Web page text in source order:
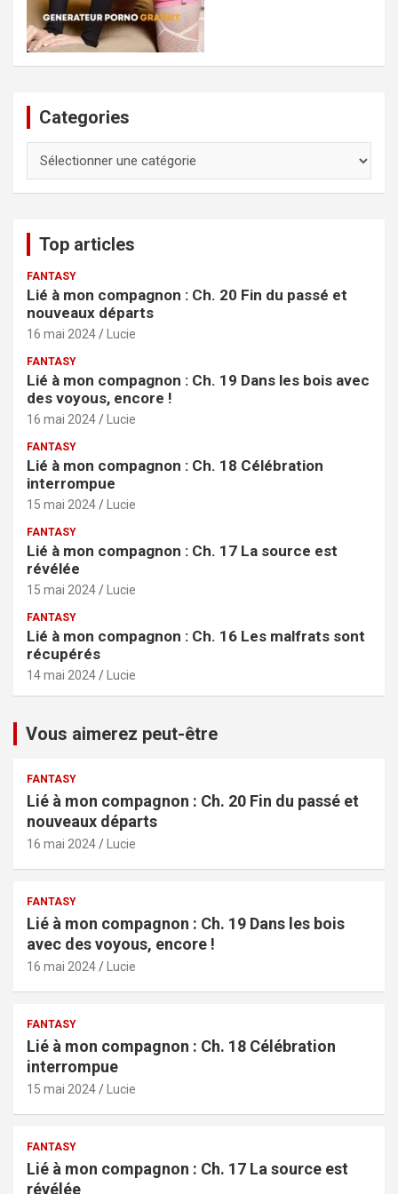
Categories
Top articles
FANTASY
Lié à mon compagnon : Ch. 20 Fin du passé et
nouveaux départs
16 mai 2024 Lucie
FANTASY
Lié à mon compagnon : Ch. 19 Dans les bois avec
des voyous, encore !
16 mai 2024 Lucie
FANTASY
Lié à mon compagnon : Ch. 18 Célébration
interrompue
15 mai 2024 Lucie
FANTASY
Lié à mon compagnon : Ch. 17 La source est
révélée
15 mai 2024 Lucie
FANTASY
Lié à mon compagnon : Ch. 16 Les malfrats sont
récupérés
14 mai 2024 Lucie
Vous aimerez peut-être
FANTASY
Lié à mon compagnon : Ch. 20 Fin du passé et
nouveaux départs
16 mai 2024 Lucie
FANTASY
Lié à mon compagnon : Ch. 19 Dans les bois
avec des voyous, encore !
16 mai 2024 Lucie
FANTASY
Lié à mon compagnon : Ch. 18 Célébration
interrompue
15 mai 2024 Lucie
FANTASY
Lié à mon compagnon : Ch. 17 La source est
révélée